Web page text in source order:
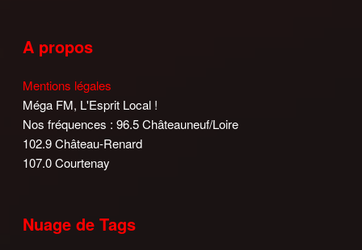
A propos
Mentions légales
Méga FM, L'Esprit Local !
Nos fréquences : 96.5 Châteauneuf/Loire
102.9 Château-Renard
107.0 Courtenay
Nuage de Tags